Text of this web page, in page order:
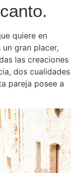
quiere en
gran placer,
las creaciones
dos cualidades
pareja posee a